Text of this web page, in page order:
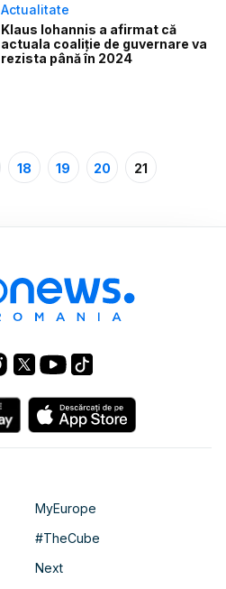
Actualitate
Klaus Iohannis a afirmat că
actuala coaliţie de guvernare va
rezista până în 2024
18 19 20 21
MyEurope
#TheCube
Next